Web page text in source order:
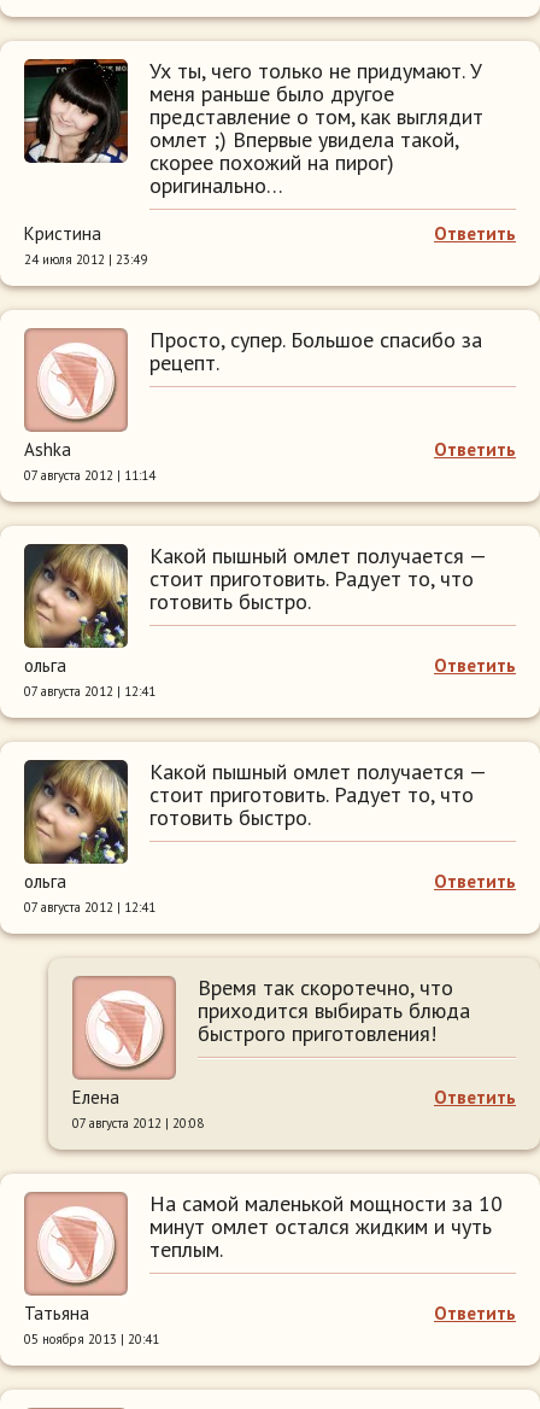
Ух ты, чего только не придумают. У
меня раньше было другое
представление о том, как выглядит
омлет ;) Впервые увидела такой,
скорее похожий на пирог)
оригинально…
Ответить
Кристина
24 июля 2012 | 23:49
Просто, супер. Большое спасибо за
рецепт.
Ответить
Ashka
07 августа 2012 | 11:14
Какой пышный омлет получается —
стоит приготовить. Радует то, что
готовить быстро.
Ответить
ольга
07 августа 2012 | 12:41
Какой пышный омлет получается —
стоит приготовить. Радует то, что
готовить быстро.
Ответить
ольга
07 августа 2012 | 12:41
Время так скоротечно, что
приходится выбирать блюда
быстрого приготовления!
Ответить
Елена
07 августа 2012 | 20:08
На самой маленькой мощности за 10
минут омлет остался жидким и чуть
теплым.
Ответить
Татьяна
05 ноября 2013 | 20:41